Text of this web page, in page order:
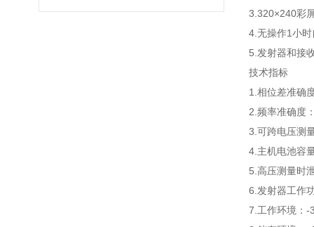
3.320×240彩
4.无操作1小
5.发射器和接
技术指标
1.相位差准确
2.频率准确度
3.可跨电压测
4.主机电池容
5.高压测量时
6.发射器工作
7.工作环境：